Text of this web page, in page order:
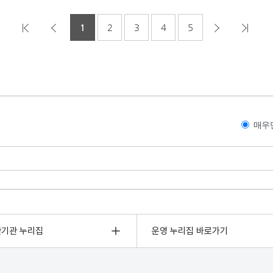
1 2 3 4 5
매우
관 누리집 운영 누리집 바로가기